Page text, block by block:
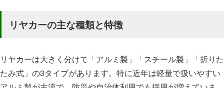
リヤカーの主な種類と特徴
リヤカーは大きく分けて「アルミ製」「スチール製」「折りた
たみ式」の3タイプがあります。特に近年は軽量で扱いやすい